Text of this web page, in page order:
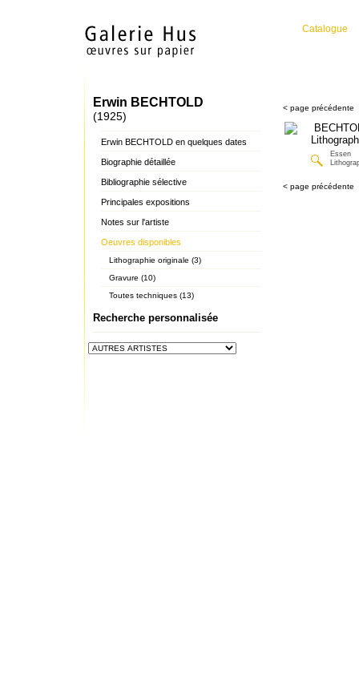
Catalogue
Erwin BECHTOLD
(1925)
Erwin BECHTOLD en quelques dates
Biographie détaillée
Bibliographie sélective
Principales expositions
Notes sur l'artiste
Oeuvres disponibles
Lithographie originale (3)
Gravure (10)
Toutes techniques (13)
Recherche personnalisée
< page précédente
Essen
< page précédente